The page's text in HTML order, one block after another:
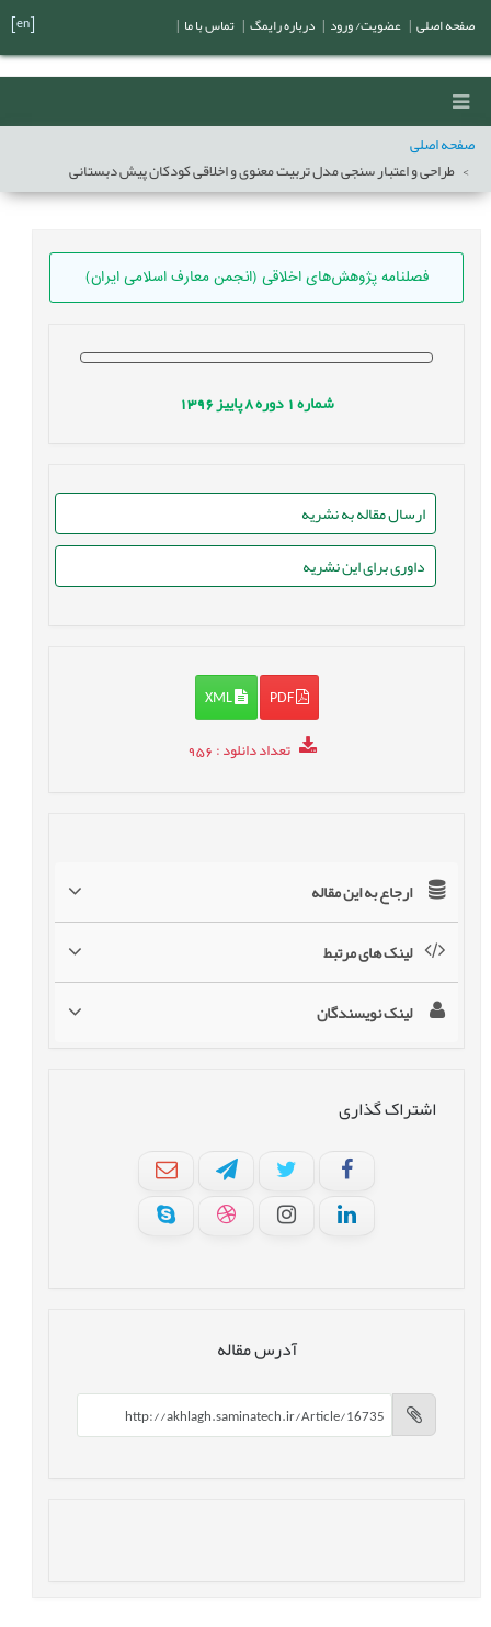
صفحه اصلی
طراحی و اعتبار سنجی مدل تربیت معنوی و اخلاقی کودکان پیش دبستانی
فصلنامه پژوهش‌های اخلاقی (انجمن معارف اسلامی ایران)
شماره1 دوره8 پاییز1396
ارسال مقاله به نشریه
داوری برای این نشریه
PDF
XML
تعداد دانلود: 956
ارجاع به این مقاله
لینک های مرتبط
لینک نویسندگان
اشتراک گذاری
آدرس مقاله
صفحه اصلی عضویت/ ورود درباره رایمگ تماس با ما